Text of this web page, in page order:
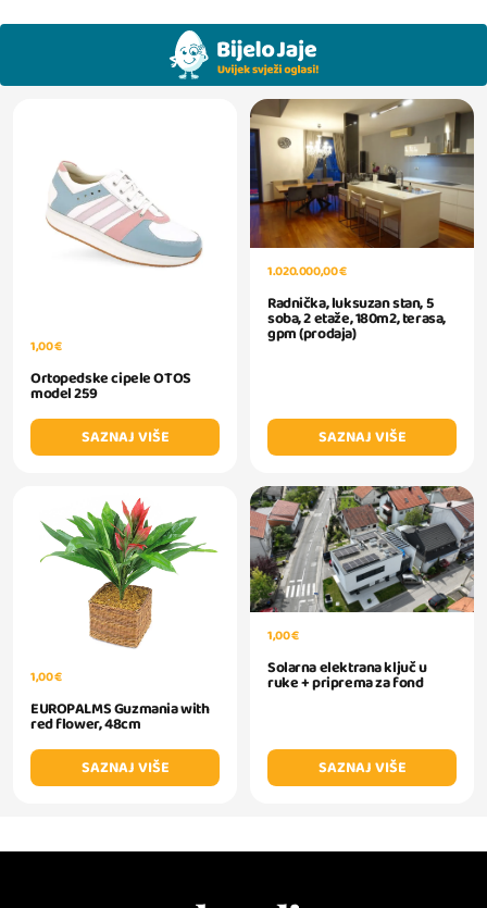
1,00 €
Ortopedske cipele OTOS
model 259
SAZNAJ VIŠE
1.020.000,00 €
Radnička, luksuzan stan, 5
soba, 2 etaže, 180m2, terasa,
gpm (prodaja)
SAZNAJ VIŠE
1,00 €
EUROPALMS Guzmania with
red flower, 48cm
SAZNAJ VIŠE
1,00 €
Solarna elektrana ključ u
ruke + priprema za fond
SAZNAJ VIŠE